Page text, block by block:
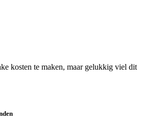
kosten te maken, maar gelukkig viel dit